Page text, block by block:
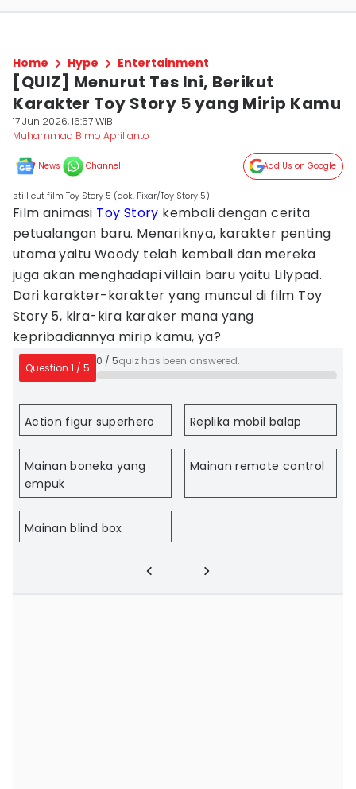
Home Hype Entertainment
[QUIZ] Menurut Tes Ini, Berikut
Karakter Toy Story 5 yang Mirip Kamu
17 Jun 2026, 16:57 WIB
Muhammad Bimo Aprilianto
News Channel Add Us on Google
still cut film Toy Story 5 (dok. Pixar/Toy Story 5)
Film animasi Toy Story kembali dengan cerita
petualangan baru. Menariknya, karakter penting
utama yaitu Woody telah kembali dan mereka
juga akan menghadapi villain baru yaitu Lilypad.
Dari karakter-karakter yang muncul di film Toy
Story 5, kira-kira karaker mana yang
kepribadiannya mirip kamu, ya?
Question 1 / 5
0 / 5quiz has been answered.
Action figur superhero Replika mobil balap
Mainan boneka yang
empuk
Mainan remote control
Mainan blind box